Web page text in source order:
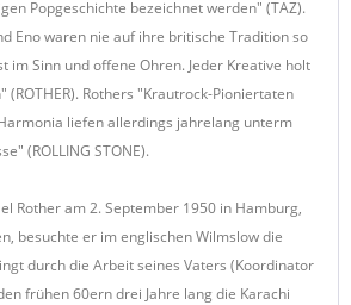
Popgeschichte bezeichnet werden" (TAZ).
Eno waren nie auf ihre britische Tradition so
im Sinn und offene Ohren. Jeder Kreative holt
(ROTHER). Rothers "Krautrock-Pioniertaten
liefen allerdings jahrelang unterm
(ROLLING STONE).
Rother am 2. September 1950 in Hamburg,
besuchte er im englischen Wilmslow die
durch die Arbeit seines Vaters (Koordinator
frühen 60ern drei Jahre lang die Karachi